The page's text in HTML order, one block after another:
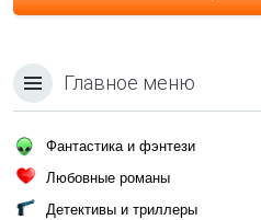
Главное меню
Фантастика и фэнтези
Любовные романы
Детективы и триллеры